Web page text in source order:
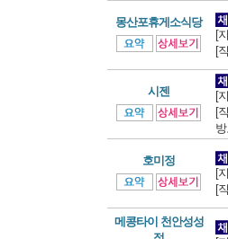
몽산포휴게소식당
[
[
시젠
[
[
호미정
[
[
메콩타이 천안성성